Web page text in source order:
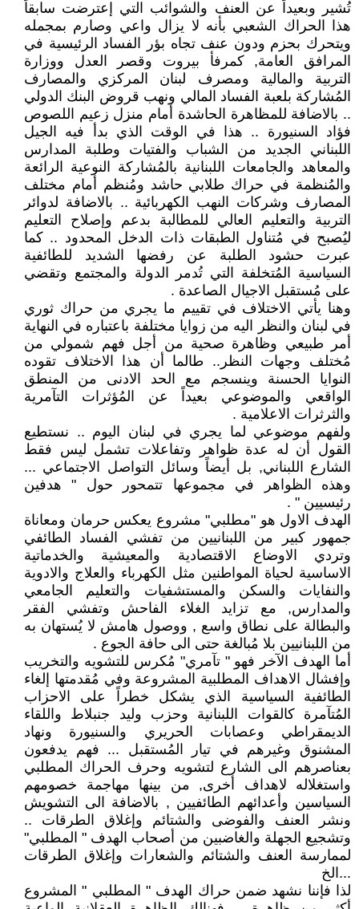
تُشير وبعيداً عن العنف والشوائب التي إعترضت سابقاً
هذا الحراك الشعبي بأنه لا يزال واعي وصارم بمجمله
ويتحرك بحزم ودون عنف تجاه بؤر الفساد الرئيسية في
المرافق العامة, كمرفأ بيروت وقصر العدل ووزارة
التربية والمالية ومصرف لبنان المركزي والمصارف
المُشاركة بلعبة الفساد المالي ونهب قروض البنك الدولي
.. بالاضافة للمظاهرة الحاشدة أمام منزل زعيم اللصوص
فؤاد السنيورة .. هذا في الوقت الذي بدأ فيه الجيل
اللبناني الجديد من الشباب والفتيات وطلبة المدارس
والمعاهد والجامعات اللبنانية بالمُشاركة النوعية الرائعة
والمُنظمة في حراك طلابي حاشد ومُنظم أمام مختلف
المصارف وشركات النهب الكهربائية .. بالاضافة لدوائر
التربية والتعليم العالي للمطالبة بدعم وإصلاح التعليم
ليُصبح في مُتناول الطبقات ذات الدخل المحدود .. كما
عبرت حشود الطلبة عن رفضها الشديد للطائفية
السياسية المُتخلفة التي تُدمر الدولة والمجتمع وتقضي
على مُستقبل الاجيال الصاعدة .
وهنا يأتي الاختلاف في تقييم ما يجري من حراك ثوري
في لبنان والنظر اليه من زوايا مختلفة باعتباره في النهاية
أمر طبيعي وظاهرة صحية من أجل فهم شمولي من
مُختلف وجهات النظر.. طالما أن هذا الاختلاف تقوده
النوايا الحسنة وينسجم مع الحد الادنى من المنطق
الواقعي والموضوعي بعيداً عن المُؤثرات التآمرية
والثرثرات الاعلامية .
ولفهم موضوعي لما يجري في لبنان اليوم .. نستطيع
القول أن له عدة ظواهر وتفاعلات تشمل ليس فقط
الشارع اللبناني, بل أيضاً وسائل التواصل الاجتماعي ...
وهذه الظواهر في مجموعها تتمحور حول " هدفين
رئيسيين " .
الهدف الاول هو "مطلبي" مشروع يعكس حرمان ومعاناة
جمهور كبير من اللبنانيين من تفشي الفساد الطائفي
وتردي الاوضاع الاقتصادية والمعيشية والخدماتية
الاساسية لحياة المواطنين مثل الكهرباء والعلاج والادوية
والنفايات والسكن والمستشفيات والتعليم الجامعي
والمدارس, مع تزايد الغلاء الفاحش وتفشي الفقر
والبطالة على نطاق واسع , ووصول هامش لا يُستهان به
من اللبنانيين بلا مُبالغة حتى الى حافة الجوع .
أما الهدف الآخر فهو " تآمري" مُكرس للتشويه والتخريب
وإفشال الاهداف المطلبية المشروعة وفي مُقدمتها إلغاء
الطائفية السياسية الذي يشكل خطراً على الاحزاب
المُتآمرة كالقوات اللبنانية وحزب وليد جنبلاط واللقاء
الديمقراطي وعصابات الحريري والسنيورة ونهاد
المشنوق وغيرهم في تيار المُستقبل ... فهم يدفعون
بعناصرهم الى الشارع لتشويه وحرف الحراك المطلبي
واستغلاله لاهداف أخرى, من بينها مهاجمة خصومهم
السياسين وأعدائهم الطائفيين , بالاضافة الى التشويش
ونشر العنف والفوضى والشتائم وإغلاق الطرقات ..
وتشجيع الجهلة والغاضبين من أصحاب الهدف " المطلبي"
لممارسة العنف والشتائم والشعارات وإغلاق الطرقات
...الخ
لذا فإننا نشهد ضمن حراك الهدف " المطلبي " المشروع